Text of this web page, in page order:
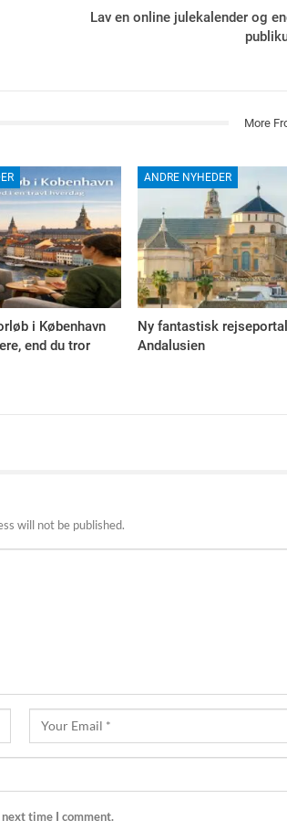
Lav en online julekalender og
More
i København
end du tror
ANDRE NYHEDER
Ny fantastisk
Andalusien
will not be published.
time I comment.